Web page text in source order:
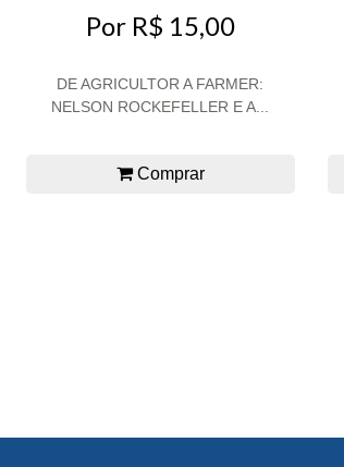
Por R$ 15,00
DE AGRICULTOR A FARMER:
NELSON ROCKEFELLER E A...
Comprar